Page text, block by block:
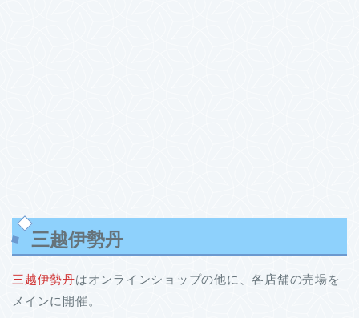
三越伊勢丹
三越伊勢丹はオンラインショップの他に、各店舗の売場を
メインに開催。